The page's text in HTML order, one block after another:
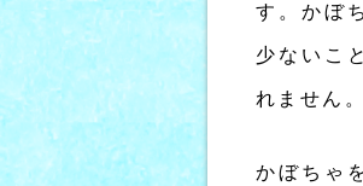
す。かぼ
少ないこ
れません。
かぼちゃ